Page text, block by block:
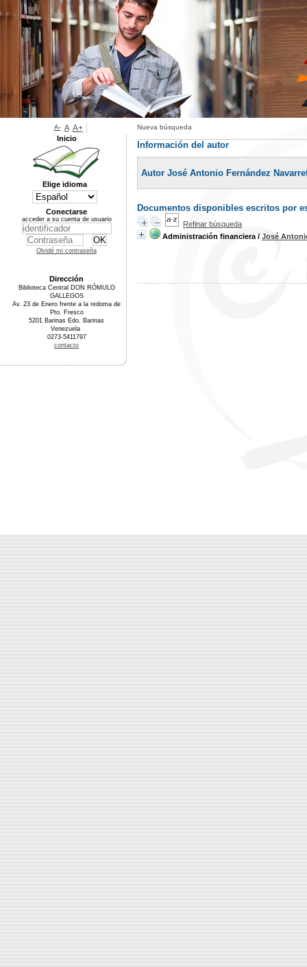
Nueva búsqueda
Información del autor
Autor José Antonio Fernández
Documentos disponibles escritos por
Refinar búsqueda
Administración financiera / José
A- A A+
Inicio
Elige idioma
Conectarse
acceder a su cuenta de usuario
Olvidé mi contraseña
Dirección
Biblioteca Central DON RÓMULO
GALLEGOS
Av. 23 de Enero frente a la redoma de
Pto. Fresco
5201 Barinas Edo. Barinas
Venezuela
0273-5411797
contacto